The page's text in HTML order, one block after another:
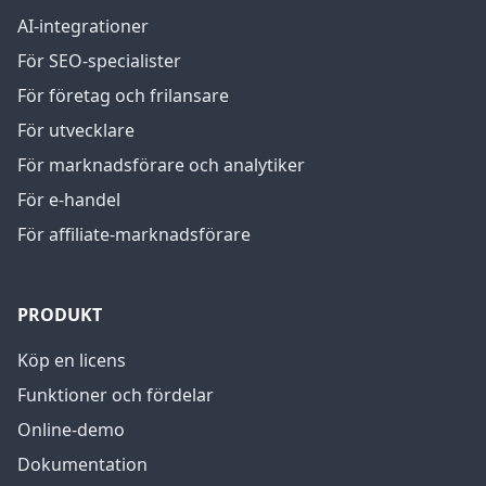
AI-integrationer
För SEO-specialister
För företag och frilansare
För utvecklare
För marknadsförare och analytiker
För e-handel
För affiliate-marknadsförare
PRODUKT
Köp en licens
Funktioner och fördelar
Online-demo
Dokumentation